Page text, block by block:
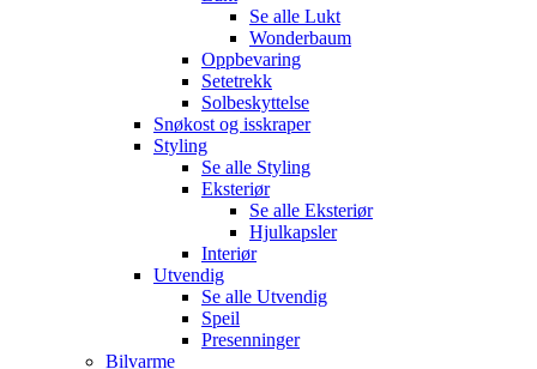
Se alle Lukt
Wonderbaum
Oppbevaring
Setetrekk
Solbeskyttelse
Snøkost og isskraper
Styling
Se alle Styling
Eksteriør
Se alle Eksteriør
Hjulkapsler
Interiør
Utvendig
Se alle Utvendig
Speil
Presenninger
Bilvarme